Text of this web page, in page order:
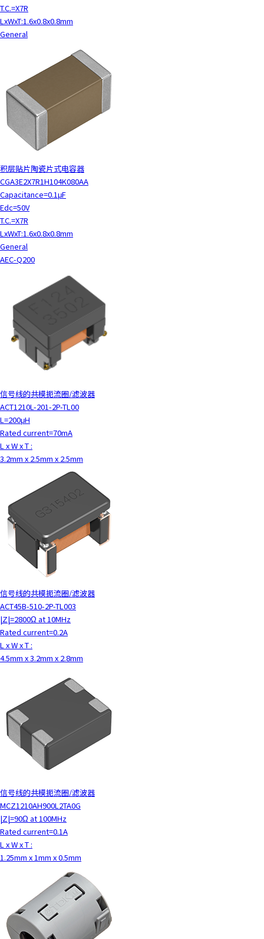
T.C.=X7R
LxWxT:1.6x0.8x0.8mm
General
积层贴片陶瓷片式电容器
CGA3E2X7R1H104K080AA
Capacitance=0.1μF
Edc=50V
T.C.=X7R
LxWxT:1.6x0.8x0.8mm
General
AEC-Q200
信号线的共模扼流圈/滤波器
ACT1210L-201-2P-TL00
L=200μH
Rated current=70mA
L x W x T :
3.2mm x 2.5mm x 2.5mm
信号线的共模扼流圈/滤波器
ACT45B-510-2P-TL003
|Z|=2800Ω at 10MHz
Rated current=0.2A
L x W x T :
4.5mm x 3.2mm x 2.8mm
信号线的共模扼流圈/滤波器
MCZ1210AH900L2TA0G
|Z|=90Ω at 100MHz
Rated current=0.1A
L x W x T :
1.25mm x 1mm x 0.5mm